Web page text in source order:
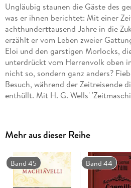
Ungläubig staunen die Gäste des
was er ihnen berichtet: Mit einer
achthunderttausend Jahre in die
erzählt er vom Leben zweier
Eloi und den garstigen Morlocks,
unterdrückt vom Herrenvolk oben
nicht so, sondern ganz anders?
Besuch, während der Zeitreisende
enthüllt. Mit H. G. Wells'
Der Kultklassiker von 1895
In Cabra-Leder gebunden, mit
'Die Zeitmaschine' zählt zu den
Fiction-Literatur und gilt als
Mehr aus dieser Reihe
Band 45 Band 44